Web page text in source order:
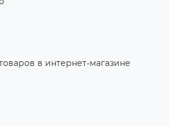
в интернет-магазине